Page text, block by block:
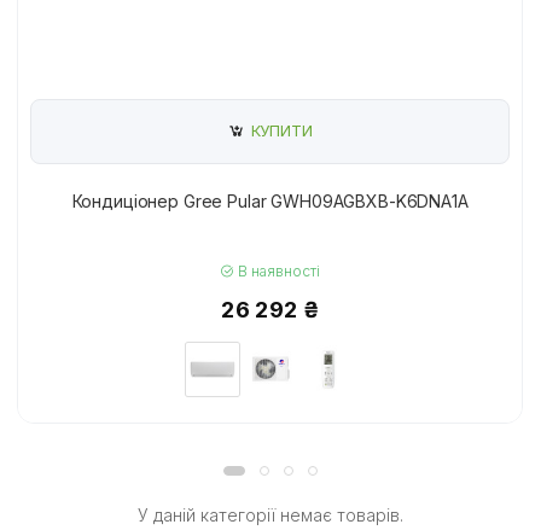
КУПИТИ
Кондиціонер Gree Pular GWH09AGBXB-K6DNA1A
В наявності
26 292 ₴
У даній категорії немає товарів.